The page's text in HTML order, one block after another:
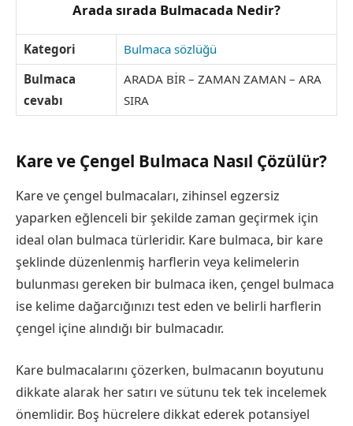
Arada sırada Bulmacada Nedir?
Kategori
Bulmaca sözlüğü
Bulmaca
cevabı
ARADA BİR – ZAMAN ZAMAN – ARA
SIRA
Kare ve Çengel Bulmaca Nasıl Çözülür?
Kare ve çengel bulmacaları, zihinsel egzersiz
yaparken eğlenceli bir şekilde zaman geçirmek için
ideal olan bulmaca türleridir. Kare bulmaca, bir kare
şeklinde düzenlenmiş harflerin veya kelimelerin
bulunması gereken bir bulmaca iken, çengel bulmaca
ise kelime dağarcığınızı test eden ve belirli harflerin
çengel içine alındığı bir bulmacadır.
Kare bulmacalarını çözerken, bulmacanın boyutunu
dikkate alarak her satırı ve sütunu tek tek incelemek
önemlidir. Boş hücrelere dikkat ederek potansiyel